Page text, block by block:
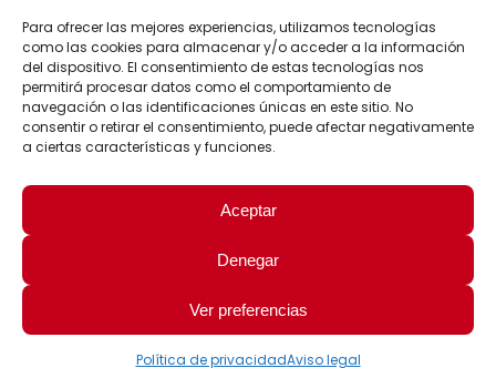
Para ofrecer las mejores experiencias, utilizamos tecnologías
como las cookies para almacenar y/o acceder a la información
del dispositivo. El consentimiento de estas tecnologías nos
permitirá procesar datos como el comportamiento de
navegación o las identificaciones únicas en este sitio. No
consentir o retirar el consentimiento, puede afectar negativamente
a ciertas características y funciones.
Aceptar
Denegar
Ver preferencias
Política de privacidadAviso legal
CERTIFICACIONES
© 2026 - Fit Learning | |
Política de la Seguridad de la Información